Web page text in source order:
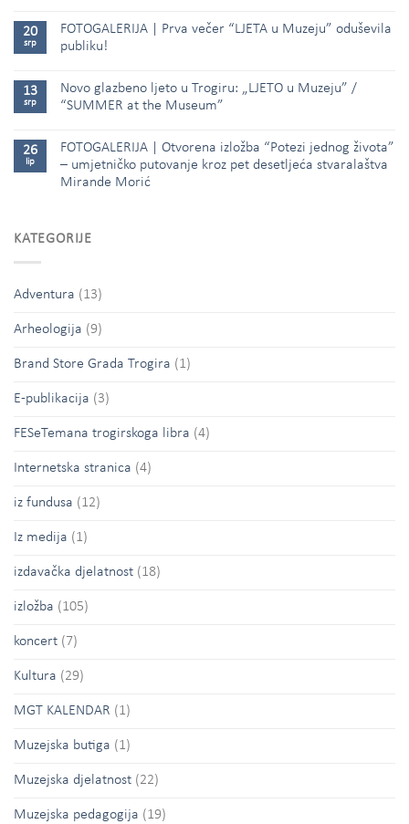
20
srp
FOTOGALERIJA | Prva večer “LJETA u Muzeju” oduševila
publiku!
13
srp
Novo glazbeno ljeto u Trogiru: „LJETO u Muzeju” /
“SUMMER at the Museum”
26
lip
FOTOGALERIJA | Otvorena izložba “Potezi jednog života”
– umjetničko putovanje kroz pet desetljeća stvaralaštva
Mirande Morić
KATEGORIJE
Adventura (13)
Arheologija (9)
Brand Store Grada Trogira (1)
E-publikacija (3)
FESeTemana trogirskoga libra (4)
Internetska stranica (4)
iz fundusa (12)
Iz medija (1)
izdavačka djelatnost (18)
izložba (105)
koncert (7)
Kultura (29)
MGT KALENDAR (1)
Muzejska butiga (1)
Muzejska djelatnost (22)
Muzejska pedagogija (19)